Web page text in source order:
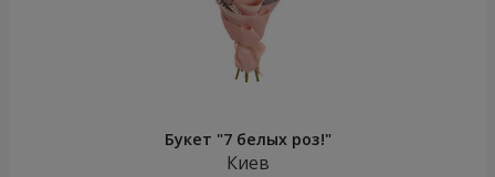
Букет "7 белых роз!"
Киев